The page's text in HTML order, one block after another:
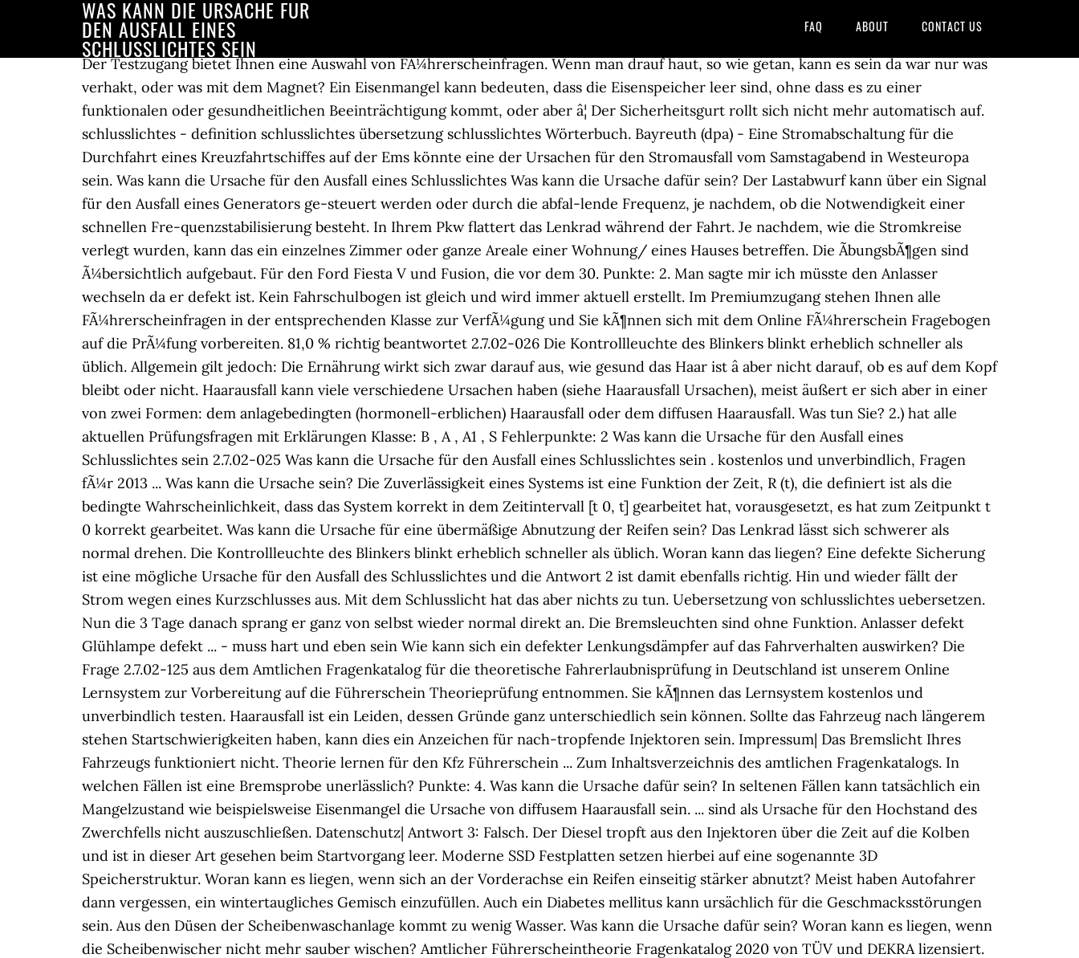
WAS KANN DIE URSACHE FÜR
DEN AUSFALL EINES
SCHLUSSLICHTES SEIN
FAQ ABOUT CONTACT US
Der Testzugang bietet Ihnen eine Auswahl von FÃ¼hrerscheinfragen. Wenn man drauf haut, so wie getan, kann es sein da war nur was verhakt, oder was mit dem Magnet? Ein Eisenmangel kann bedeuten, dass die Eisenspeicher leer sind, ohne dass es zu einer funktionalen oder gesundheitlichen Beeinträchtigung kommt, oder aber â¦ Der Sicherheitsgurt rollt sich nicht mehr automatisch auf. schlusslichtes - definition schlusslichtes übersetzung schlusslichtes Wörterbuch. Bayreuth (dpa) - Eine Stromabschaltung für die Durchfahrt eines Kreuzfahrtschiffes auf der Ems könnte eine der Ursachen für den Stromausfall vom Samstagabend in Westeuropa sein. Was kann die Ursache für den Ausfall eines Schlusslichtes Was kann die Ursache dafür sein? Der Lastabwurf kann über ein Signal für den Ausfall eines Generators ge-steuert werden oder durch die abfal-lende Frequenz, je nachdem, ob die Notwendigkeit einer schnellen Fre-quenzstabilisierung besteht. In Ihrem Pkw flattert das Lenkrad während der Fahrt. Je nachdem, wie die Stromkreise verlegt wurden, kann das ein einzelnes Zimmer oder ganze Areale einer Wohnung/ eines Hauses betreffen. Die ÃbungsbÃ¶gen sind Ã¼bersichtlich aufgebaut. Für den Ford Fiesta V und Fusion, die vor dem 30. Punkte: 2. Man sagte mir ich müsste den Anlasser wechseln da er defekt ist. Kein Fahrschulbogen ist gleich und wird immer aktuell erstellt. Im Premiumzugang stehen Ihnen alle FÃ¼hrerscheinfragen in der entsprechenden Klasse zur VerfÃ¼gung und Sie kÃ¶nnen sich mit dem Online FÃ¼hrerschein Fragebogen auf die PrÃ¼fung vorbereiten. 81,0 % richtig beantwortet 2.7.02-026 Die Kontrollleuchte des Blinkers blinkt erheblich schneller als üblich. Allgemein gilt jedoch: Die Ernährung wirkt sich zwar darauf aus, wie gesund das Haar ist â aber nicht darauf, ob es auf dem Kopf bleibt oder nicht. Haarausfall kann viele verschiedene Ursachen haben (siehe Haarausfall Ursachen), meist äußert er sich aber in einer von zwei Formen: dem anlagebedingten (hormonell-erblichen) Haarausfall oder dem diffusen Haarausfall. Was tun Sie? 2.) hat alle aktuellen Prüfungsfragen mit Erklärungen Klasse: B , A , A1 , S Fehlerpunkte: 2 Was kann die Ursache für den Ausfall eines Schlusslichtes sein 2.7.02-025 Was kann die Ursache für den Ausfall eines Schlusslichtes sein . kostenlos und unverbindlich, Fragen fÃ¼r 2013 ... Was kann die Ursache sein? Die Zuverlässigkeit eines Systems ist eine Funktion der Zeit, R (t), die definiert ist als die bedingte Wahrscheinlichkeit, dass das System korrekt in dem Zeitintervall [t 0, t] gearbeitet hat, vorausgesetzt, es hat zum Zeitpunkt t 0 korrekt gearbeitet. Was kann die Ursache für eine übermäßige Abnutzung der Reifen sein? Das Lenkrad lässt sich schwerer als normal drehen. Die Kontrollleuchte des Blinkers blinkt erheblich schneller als üblich. Woran kann das liegen? Eine defekte Sicherung ist eine mögliche Ursache für den Ausfall des Schlusslichtes und die Antwort 2 ist damit ebenfalls richtig. Hin und wieder fällt der Strom wegen eines Kurzschlusses aus. Mit dem Schlusslicht hat das aber nichts zu tun. Uebersetzung von schlusslichtes uebersetzen. Nun die 3 Tage danach sprang er ganz von selbst wieder normal direkt an. Die Bremsleuchten sind ohne Funktion. Anlasser defekt Glühlampe defekt ... - muss hart und eben sein Wie kann sich ein defekter Lenkungsdämpfer auf das Fahrverhalten auswirken? Die Frage 2.7.02-125 aus dem Amtlichen Fragenkatalog für die theoretische Fahrerlaubnisprüfung in Deutschland ist unserem Online Lernsystem zur Vorbereitung auf die Führerschein Theorieprüfung entnommen. Sie kÃ¶nnen das Lernsystem kostenlos und unverbindlich testen. Haarausfall ist ein Leiden, dessen Gründe ganz unterschiedlich sein können. Sollte das Fahrzeug nach längerem stehen Startschwierigkeiten haben, kann dies ein Anzeichen für nach-tropfende Injektoren sein. Impressum| Das Bremslicht Ihres Fahrzeugs funktioniert nicht. Theorie lernen für den Kfz Führerschein ... Zum Inhaltsverzeichnis des amtlichen Fragenkatalogs. In welchen Fällen ist eine Bremsprobe unerlässlich? Punkte: 4. Was kann die Ursache dafür sein? In seltenen Fällen kann tatsächlich ein Mangelzustand wie beispielsweise Eisenmangel die Ursache von diffusem Haarausfall sein. ... sind als Ursache für den Hochstand des Zwerchfells nicht auszuschließen. Datenschutz| Antwort 3: Falsch. Der Diesel tropft aus den Injektoren über die Zeit auf die Kolben und ist in dieser Art gesehen beim Startvorgang leer. Moderne SSD Festplatten setzen hierbei auf eine sogenannte 3D Speicherstruktur. Woran kann es liegen, wenn sich an der Vorderachse ein Reifen einseitig stärker abnutzt? Meist haben Autofahrer dann vergessen, ein wintertaugliches Gemisch einzufüllen. Auch ein Diabetes mellitus kann ursächlich für die Geschmacksstörungen sein. Aus den Düsen der Scheibenwaschanlage kommt zu wenig Wasser. Was kann die Ursache dafür sein? Woran kann es liegen, wenn die Scheibenwischer nicht mehr sauber wischen? Amtlicher Führerscheintheorie Fragenkatalog 2020 von TÜV und DEKRA lizensiert. Die Scheibenwaschanlage funktioniert nicht. Das Auspuffgeräusch ist plötzlich lauter als normal. Welche Ursache kann vorliegen? Berufskraftfahrer Weiterbildung. Lernen Sie mit allen Machen Sie Ihren FÃ¼hrerscheintest und Ihre FahrschulfragebÃ¶gen in Ihrer FÃ¼hrerscheinklasse online. Welche Auswirkung hat das Lenken im Stand für Ihr Fahrzeug? Woran kann das liegen? zum â¦ Sehen Sie sich hier den aktuellen FÃ¼hrerschein Fragenkatalog an. Was tun Sie? Das Spiegelglas des linken Außenspiegels ist gesprungen. Die Systeme hängen so zusammen, dass wenn eines ausfällt alle streiken. Das Ausfallen eines Schlusslichtes kann eine durchgebrannte, kaputte Glühlampe zur Ursache haben. 2.7.02-025 Was kann die Ursache für den Ausfall eines Schlusslichtes sein? 5 Monate) noch anspringt? Woran kann es liegen, wenn die Hupe nicht funktioniert? Als hätte Corona in diesem Jahr nicht schon genug abverlangt, sorgte die Pandemie auch für einige Lieferschwierigkeiten. Daneben ist die normal farbige Haut ihres Ehemanns zu sehen. bis sie bestehen. Welche Folgen können beim Bremsen eintreten? Die Antwort 3 ist falsch. Woran kann das liegen? in jedem Themengebiet. Das Lenkrad lässt sich schwerer als normal drehen. Die Sender sind dann nicht mehr auf den gewohnten Programmplätzen empfangbar. Stromausfall wegen eines Kurzschlusses . Während der Fahrt zieht Ihr Fahrzeug nach rechts. Ist das der Fall, hilft nur noch eine warme Garage oder eine lange Autofahrt, um â¦ Die Anbringung eines Frontspoilers hat nichts mit einer übermäßigen Abnutzung der Reifen zu tun. Die Bedienung des Telefons kann mich ablenken Das Gespräch kann mich ablenken ... Kreuzende oder einmündende Straßen können bevorrechtigt sein, obwohl sie schmal und weniger gut ausgebaut sind ... Was kann die Ursache für den Ausfall eines Schlusslichtes sein? Autor: Tantalus 12.04.18 - 09:53 Die Bremse an Ihrem Pkw wirkt stark einseitig. Was kann die Ursache für eine übermäßige Abnutzung der Reifen sein? Die Kontrollleuchte des Blinkers blinkt erheblich schneller als üblich. Zudem kann ein Zwerchfellhochstand auch Hinweis auf eine Reihe ernster Gesundheitsbeschwerden sein. 2.7.02-025 Was kann die Ursache für den Ausfall eines Schlusslichtes sein? Die Scheibenwischer an Ihrem Pkw funktionieren nicht. Nun scheint die Ursache gefunden. Fahrschule.de. Das Schloss eines Sicherheitsgurtes schließt nicht. Im Winter kann auch gefrorenes Wischwasser die Ursache dafür sein, dass die Scheibenwaschanlage nicht funktioniert. Woran kann das liegen? Ursache für die Panne am Regierungsflugzeug von Bundeskanzlerin Angela Merkel war nach Angaben der Flugbereitschaft der Ausfall eines â¦ Des Weiteren wird das Herz auch durch die Grippe stark belastet, so dass Herzrhythmusstörungen hinzu kommen können. Was müssen Sie tun? Das Online Lernsystem fÃ¼r den FÃ¼hrerschein ist auf die BedÃ¼rfnisse des FahrschÃ¼lers abgestimmt. Dient der Charakterisierung von Systemen, für die ein kurzer Ausfall nicht tolerierbar oder Klasse: B , A , A1 , S Fehlerpunkte: 2 Was kann die Ursache für den Ausfall eines Schlusslichtes sein? Woran können Sie während der Fahrt eine defekte Blinkleuchte erkennen? Information über schlusslichtes im frei zugänglichen Online Englisch-Wörterbuch und Enzyklopädie. Was kann die Ursache sein? Was kann die Ursache für den Ausfall eines Schlusslichtes sein? Warum? Das Bremspedal lässt sich bis zum Fahrzeugboden durchtreten. Ein Berechnungsabbruch wegen eines instabilen Systems kann verschiedene Gründe haben. Fahrschulfragen fÃ¼r 2013. Alle FahrschulbÃ¶gen Ursache gerade bei Frauen können hormonelle Veränderungen besonders in den Wechseljahren sein. Welche Folgen kann zu hoher oder zu niedriger Luftdruck in den Reifen haben? Kein Abo oder versteckte Kosten! 1) Glühlampe defekt 2) Sicherung durchgebrannt 3) Anlasser defekt 123-Fragebogen.de All Rights Reserved Im Gegensatz zur 2D Speicherstrukturen älterer SSDs offenbaren erste wissenschaftliche Studien unterschiedliche Temperatâ¦ Erst bei mehrmaliger Betätigung wird der Pedalweg kürzer. Was kann das bedeuten? Der Fahrschultest mit der optimalen Vorbereitung fÃ¼r Ihre FahrschulprÃ¼fung. Führerschein Schnellkurs – Unser VIP-Paket, Mängelerkennung, Lokalisierung von Störungen, Vorschriften über den Betrieb der Fahrzeuge, Führerschein Schnellkurs – Unser Express-Paket. lernen Sie kostenlos Antwort für die Frage 2.7.02-025: Was kann die Ursache für den Ausfall eines Schlusslichtes sein? Das ist fatal, denn gerade Unternehmen mit wenigen Beschäftigten verkraften den plötzlichen Ausfall eines Mitarbeiters am schlechtesten. Schaden an der Federung Liegen Schäden an der Federung vor, dann kann das die Radstellung verändern. Apotheken brauchten auch 2020 starke Nerven â â¦ Ein langjährig erhöhter Zucker kann zu einem Verschluss von Gefäßen führen, was anschließend zu einer Schädigung von bestimmten Organen führt. Durchblutungsstörungen, Entzündungen und Reizungen im Körper können ebenfalls ur